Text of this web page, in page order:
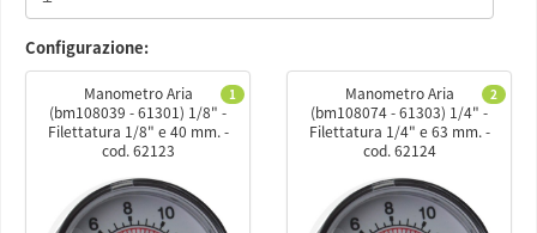
Configurazione:
1
Manometro Aria
(bm108039 - 61301) 1/8" -
Filettatura 1/8" e 40 mm. -
cod. 62123
2
Manometro Aria
(bm108074 - 61303) 1/4" -
Filettatura 1/4" e 63 mm. -
cod. 62124